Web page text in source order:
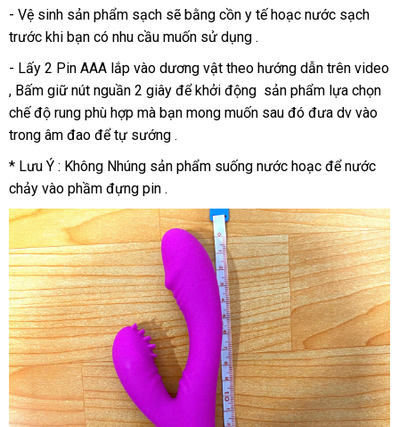
- Vệ sinh sản phẩm sạch sẽ bằng cồn y tế hoạc nước sạch
trước khi bạn có nhu cầu muốn sử dụng .
- Lấy 2 Pin AAA lắp vào dương vật theo hướng dẫn trên video
, Bấm giữ nút nguần 2 giây để khởi động sản phẩm lựa chọn
chế độ rung phù hợp mà bạn mong muốn sau đó đưa dv vào
trong âm đao để tự sướng .
* Lưu Ý : Không Nhúng sản phẩm suống nước hoạc để nước
chảy vào phầm đựng pin .